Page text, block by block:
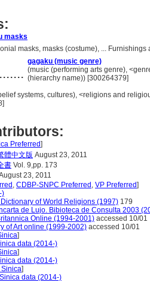
masks
masks, masks (costume), ...
gagaku (music genre)
(music (performing arts genre),
(hierarchy name)) [300264379]
systems, cultures), <religions and
Preferred]
體中文版 August 23, 2011
書 Vol. 9,pp. 173
23, 2011
, CDBP-SNPC Preferred , VP Preferred]
)
Dictionary of World Religions (1997) 179
de Lujo. Bibioteca de Consulta 2003
Online (1994-2001) accessed 10/01
of Art online (1999-2002) accessed 10/01
]
data (2014-)
]
data (2014-)
]
data (2014-)